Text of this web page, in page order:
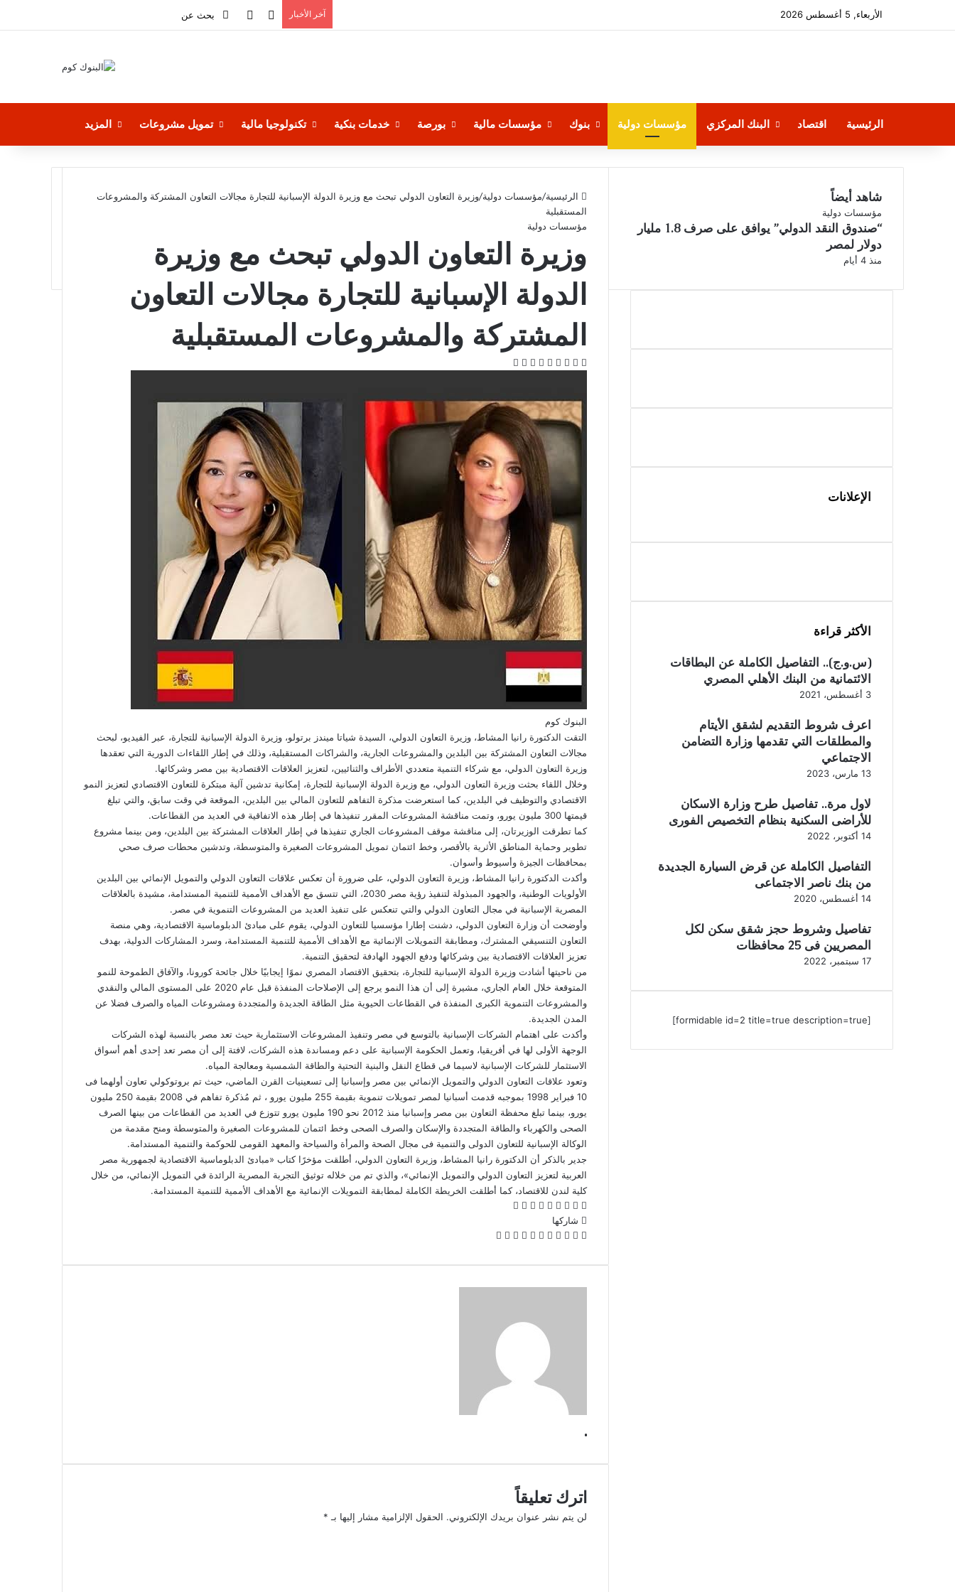
الأربعاء, 5 أغسطس 2026 آخر الأخبار فيسبوك‫YouTube
بحث
الرئيسية اقتصاد البنك المركزي مؤسسات دولية بنوك مؤسسات مالية بورصة خدمات بنكية تكنولوجيا مالية تمويل مشروعات المزيد
الرئيسية/مؤسسات دولية/وزيرة التعاون الدولي تبحث مع وزيرة الدولة الإسبانية للتجارة مجالات التعاون المشتركة والمشروعات
المستقبلية
مؤسسات دولية
وزيرة التعاون الدولي تبحث مع وزيرة
الدولة الإسبانية للتجارة مجالات التعاون
المشتركة والمشروعات المستقبلية
فيسبوك
‫X لينكدإنبينتيريستOdnoklassniki
البنوك كوم
التقت الدكتورة رانيا المشاط، وزيرة التعاون الدولي، السيدة شياتا ميندز برتولو، وزيرة الدولة الإسبانية للتجارة، عبر الفيديو، لبحث
مجالات التعاون المشتركة بين البلدين والمشروعات الجارية، والشراكات المستقبلية، وذلك في إطار اللقاءات الدورية التي تعقدها
وزيرة التعاون الدولي، مع شركاء التنمية متعددي الأطراف والثنائيين، لتعزيز العلاقات الاقتصادية بين مصر وشركائها.
وخلال اللقاء بحثت وزيرة التعاون الدولي، مع وزيرة الدولة الإسبانية للتجارة، إمكانية تدشين آلية مبتكرة للتعاون الاقتصادي لتعزيز النمو
الاقتصادي والتوظيف في البلدين، كما استعرضت مذكرة التفاهم للتعاون المالي بين البلدين، الموقعة في وقت سابق، والتي تبلغ
قيمتها 300 مليون يورو، وتمت مناقشة المشروعات المقرر تنفيذها في إطار هذه الاتفاقية في العديد من القطاعات.
كما تطرقت الوزيرتان، إلى مناقشة موقف المشروعات الجاري تنفيذها في إطار العلاقات المشتركة بين البلدين، ومن بينما مشروع
تطوير وحماية المناطق الأثرية بالأقصر، وخط ائتمان تمويل المشروعات الصغيرة والمتوسطة، وتدشين محطات صرف صحي
بمحافظات الجيزة وأسيوط وأسوان.
وأكدت الدكتورة رانيا المشاط، وزيرة التعاون الدولي، على ضرورة أن تعكس علاقات التعاون الدولي والتمويل الإنمائي بين البلدين
الأولويات الوطنية، والجهود المبذولة لتنفيذ رؤية مصر 2030، التي تتسق مع الأهداف الأممية للتنمية المستدامة، مشيدة بالعلاقات
المصرية الإسبانية في مجال التعاون الدولي والتي تنعكس على تنفيذ العديد من المشروعات التنموية في مصر.
وأوضحت أن وزارة التعاون الدولي، دشنت إطارا مؤسسيا للتعاون الدولي، يقوم على مبادئ الدبلوماسية الاقتصادية، وهي منصة
التعاون التنسيقي المشترك، ومطابقة التمويلات الإنمائية مع الأهداف الأممية للتنمية المستدامة، وسرد المشاركات الدولية، بهدف
تعزيز العلاقات الاقتصادية بين وشركائها ودفع الجهود الهادفة لتحقيق التنمية.
من ناحيتها أشادت وزيرة الدولة الإسبانية للتجارة، بتحقيق الاقتصاد المصري نموًا إيجابيًا خلال جائحة كورونا، والآفاق الطموحة للنمو
المتوقعة خلال العام الجاري، مشيرة إلى أن هذا النمو يرجع إلى الإصلاحات المنفذة قبل عام 2020 على المستوى المالي والنقدي
والمشروعات التنموية الكبرى المنفذة في القطاعات الحيوية مثل الطاقة الجديدة والمتجددة ومشروعات المياه والصرف فضلا عن
المدن الجديدة.
وأكدت على اهتمام الشركات الإسبانية بالتوسع في مصر وتنفيذ المشروعات الاستثمارية حيث تعد مصر بالنسبة لهذه الشركات
الوجهة الأولى لها في أفريقيا، وتعمل الحكومة الإسبانية على دعم ومساندة هذه الشركات، لافتة إلى أن مصر تعد إحدى أهم أسواق
الاستثمار للشركات الإسبانية لاسيما في قطاع النقل والبنية التحتية والطاقة الشمسية ومعالجة المياه.
وتعود علاقات التعاون الدولي والتمويل الإنمائي بين مصر وإسبانيا إلى تسعينيات القرن الماضي، حيث تم بروتوكولي تعاون أولهما فى
10 فبراير 1998 بموجبه قدمت أسبانيا لمصر تمويلات تنموية بقيمة 255 مليون يورو ، ثم مُذكرة تفاهم في 2008 بقيمة 250 مليون
يورو، بينما تبلغ محفظة التعاون بين مصر وإسبانيا منذ 2012 نحو 190 مليون يورو تتوزع في العديد من القطاعات من بينها الصرف
الصحى والكهرباء والطاقة المتجددة والإسكان والصرف الصحى وخط ائتمان للمشروعات الصغيرة والمتوسطة ومنح مقدمة من
الوكالة الإسبانية للتعاون الدولى والتنمية فى مجال الصحة والمرأة والسياحة والمعهد القومى للحوكمة والتنمية المستدامة.
جدير بالذكر أن الدكتورة رانيا المشاط، وزيرة التعاون الدولي، أطلقت مؤخرًا كتاب «مبادئ الدبلوماسية الاقتصادية لجمهورية مصر
العربية لتعزيز التعاون الدولي والتمويل الإنمائي»، والذي تم من خلاله توثيق التجربة المصرية الرائدة في التمويل الإنمائي، من خلال
كلية لندن للاقتصاد، كما أطلقت الخريطة الكاملة لمطابقة التمويلات الإنمائية مع الأهداف الأممية للتنمية المستدامة.
فيسبوك
‫X لينكدإنبينتيريستOdnoklassniki
شاركها
فيسبوك
‫X لينكدإنبينتيريستOdnoklassniki
‫Pocket
مشاركة
البريد
.
اترك تعليقاً
لن يتم نشر عنوان بريدك الإلكتروني. الحقول الإلزامية مشار إليها بـ *
شاهد أيضاً
مؤسسات دولية
“صندوق النقد الدولي” يوافق على صرف 1.8 مليار
دولار لمصر
منذ 4 أيام
الإعلانات
الأكثر قراءة
(س.و.ج).. التفاصيل الكاملة عن البطاقات
الائتمانية من البنك الأهلي المصري
3 أغسطس، 2021
اعرف شروط التقديم لشقق الأيتام
والمطلقات التي تقدمها وزارة التضامن
الاجتماعي
13 مارس، 2023
لاول مرة.. تفاصيل طرح وزارة الاسكان
للأراضى السكنية بنظام التخصيص الفورى
14 أكتوبر، 2022
التفاصيل الكاملة عن قرض السيارة الجديدة
من بنك ناصر الاجتماعى
14 أغسطس، 2020
تفاصيل وشروط حجز شقق سكن لكل
المصريين فى 25 محافظات
17 سبتمبر، 2022
[formidable id=2 title=true description=true]